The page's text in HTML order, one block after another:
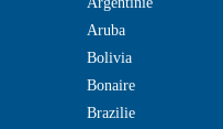
Aruba
Bolivia
Bonaire
Brazilie